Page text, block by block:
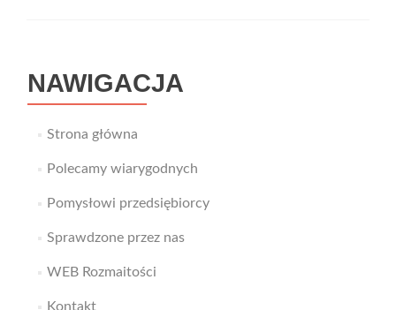
NAWIGACJA
Strona główna
Polecamy wiarygodnych
Pomysłowi przedsiębiorcy
Sprawdzone przez nas
WEB Rozmaitości
Kontakt